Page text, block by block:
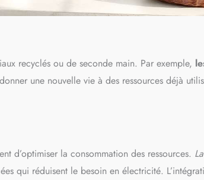
recyclés ou de seconde main. Par exemple,
une nouvelle vie à des ressources déjà
d’optimiser la consommation des ressources.
qui réduisent le besoin en électricité.